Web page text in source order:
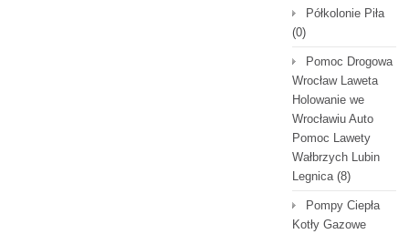
Półkolonie Piła
(0)
Pomoc Drogowa
Wrocław Laweta
Holowanie we
Wrocławiu Auto
Pomoc Lawety
Wałbrzych Lubin
Legnica(8)
Pompy Ciepła
Kotły Gazowe